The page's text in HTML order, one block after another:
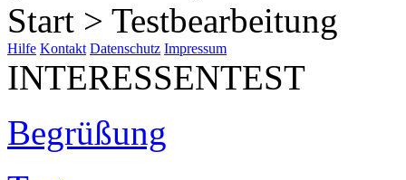
Start > Testbearbeitung
Hilfe Kontakt Datenschutz Impressum
INTERESSENTEST
Begrüßung